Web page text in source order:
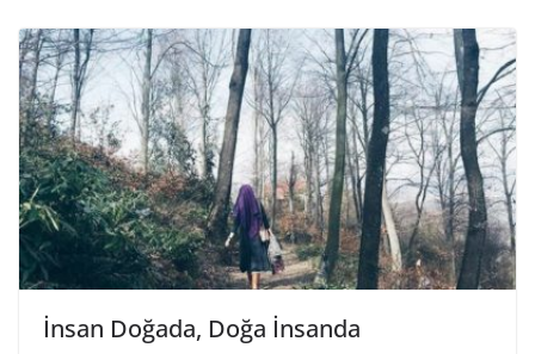
İnsan Doğada, Doğa İnsanda